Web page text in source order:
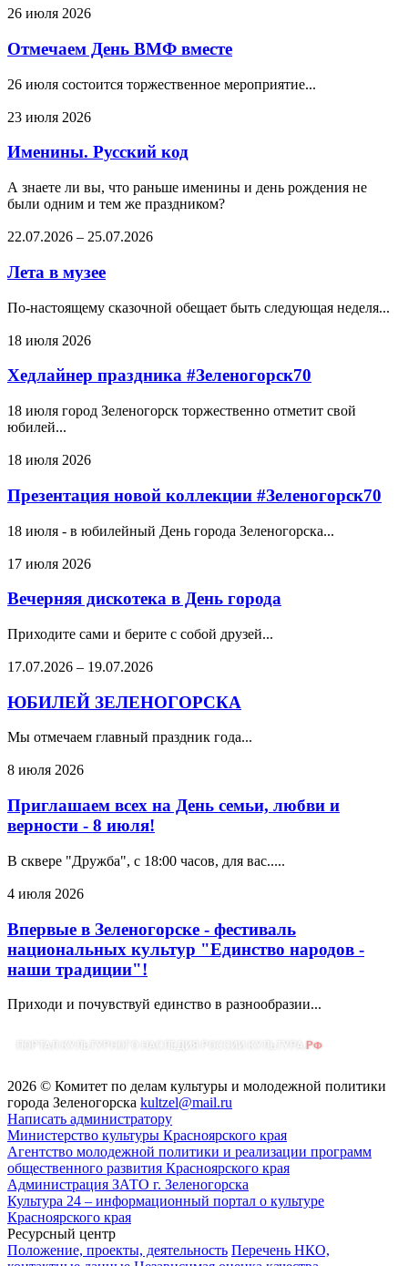
26 июля 2026
Отмечаем День ВМФ вместе
26 июля состоится торжественное мероприятие...
23 июля 2026
Именины. Русский код
А знаете ли вы, что раньше именины и день рождения не
были одним и тем же праздником?
22.07.2026 – 25.07.2026
Лета в музее
По-настоящему сказочной обещает быть следующая неделя...
18 июля 2026
Хедлайнер праздника #Зеленогорск70
18 июля город Зеленогорск торжественно отметит свой
юбилей...
18 июля 2026
Презентация новой коллекции #Зеленогорск70
18 июля - в юбилейный День города Зеленогорска...
17 июля 2026
Вечерняя дискотека в День города
Приходите сами и берите с собой друзей...
17.07.2026 – 19.07.2026
ЮБИЛЕЙ ЗЕЛЕНОГОРСКА
Мы отмечаем главный праздник года...
8 июля 2026
Приглашаем всех на День семьи, любви и
верности - 8 июля!
В сквере "Дружба", с 18:00 часов, для вас.....
4 июля 2026
Впервые в Зеленогорске - фестиваль
национальных культур "Единство народов -
наши традиции"!
Приходи и почувствуй единство в разнообразии...
2026 © Комитет по делам культуры и молодежной политики
города Зеленогорска kultzel@mail.ru
Написать администратору
Министерство культуры Красноярского края
Агентство молодежной политики и реализации программ
общественного развития Красноярского края
Администрация ЗАТО г. Зеленогорска
Культура 24 – информационный портал о культуре
Красноярского края
Ресурсный центр
Положение, проекты, деятельность Перечень НКО,